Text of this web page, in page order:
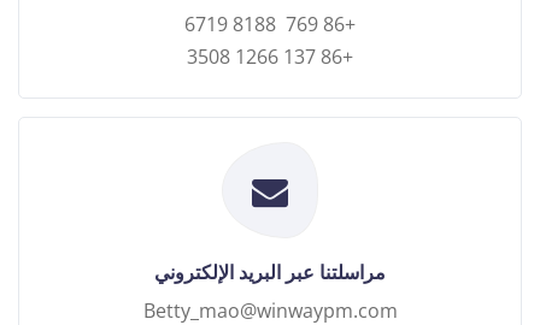
+86 769 8188 6719
+86 137 1266 3508
مراسلتنا عبر البريد الإلكتروني
Betty_mao@winwaypm.com